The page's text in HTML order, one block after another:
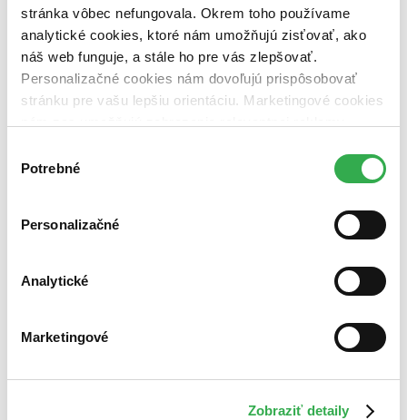
stránka vôbec nefungovala. Okrem toho používame
analytické cookies, ktoré nám umožňujú zisťovať, ako
náš web funguje, a stále ho pre vás zlepšovať.
Personalizačné cookies nám dovoľujú prispôsobovať
stránku pre vašu lepšiu orientáciu. Marketingové cookies
nám pomohlo, keby sme mohli používať všetky tieto
súhlasu
Potrebné
Personalizačné
Analytické
Marketingové
Zobraziť detaily
čítaná (0 titulov)čítaná
čítaná - výborný stav (0 titulov)
čítaná - výborný stav
čítaná - mierne opotrebovaná (0 titulov)
čítaná - mierne
opotrebovaná
čítané verzie vypredaných kníh (0 titulov)čítané verzie
vypredaných kníh
Zúžiť výber
Zoradiť
Novinky
Najvyššia zľava
Použité filtre